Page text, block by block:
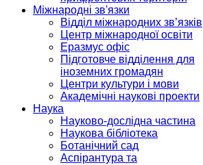
Міжнародні зв'язки
Відділ міжнародних зв’язків
Центр міжнародної освіти
Еразмус офіс
Підготовче відділення для
іноземних громадян
Центри культури і мови
Академічні наукові проекти
Наука
Науково-дослідна частина
Наукова бібліотека
Ботанічний сад
Аспірантура та